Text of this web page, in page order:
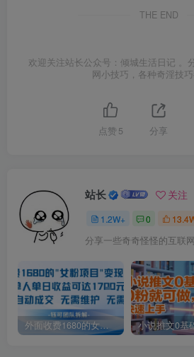
THE END
欢迎关注站长公众号：倾城生活日记 。
网小技巧，各种奇淫技
点赞 5 分享
站长 关注
1.2W+ 0
外面收费1680的女粉项目变现，单人单日收益可达1.7k，全自动成交无需维护